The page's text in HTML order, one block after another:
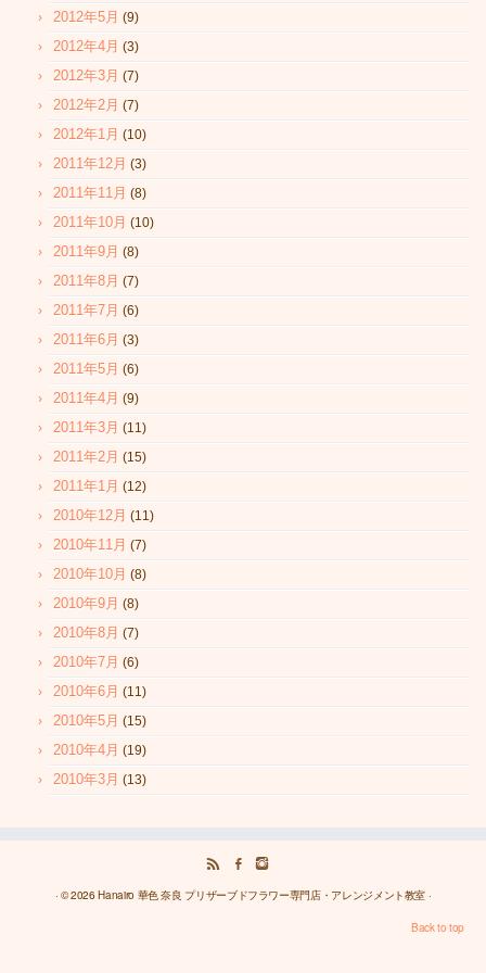
2012年5月 (9)
2012年4月 (3)
2012年3月 (7)
2012年2月 (7)
2012年1月 (10)
2011年12月 (3)
2011年11月 (8)
2011年10月 (10)
2011年9月 (8)
2011年8月 (7)
2011年7月 (6)
2011年6月 (3)
2011年5月 (6)
2011年4月 (9)
2011年3月 (11)
2011年2月 (15)
2011年1月 (12)
2010年12月 (11)
2010年11月 (7)
2010年10月 (8)
2010年9月 (8)
2010年8月 (7)
2010年7月 (6)
2010年6月 (11)
2010年5月 (15)
2010年4月 (19)
2010年3月 (13)
· © 2026Hanairo 華色 奈良 プリザーブドフラワー専門店・アレンジメント教室 ·
Back to top